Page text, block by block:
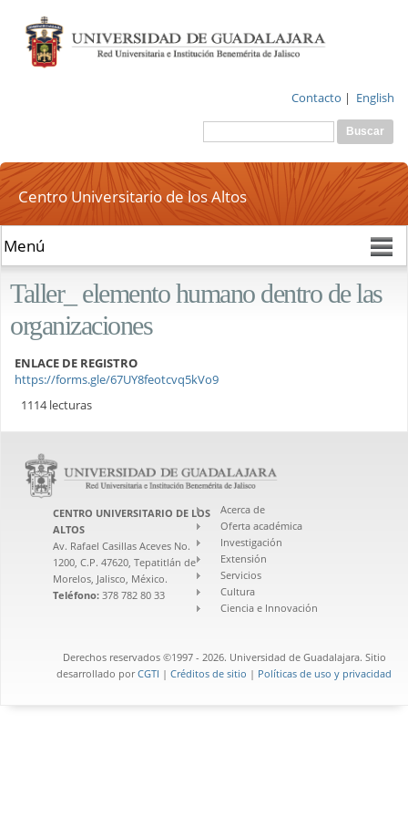
principal
Contacto | English
Formulario de
búsqueda
Buscar
Centro Universitario de los Altos
Taller_ elemento humano dentro de las
organizaciones
ENLACE DE REGISTRO
https://forms.gle/67UY8feotcvq5kVo9
1114 lecturas
CENTRO UNIVERSITARIO DE LOS
ALTOS
Av. Rafael Casillas Aceves No.
1200, C.P. 47620, Tepatitlán de
Morelos, Jalisco, México.
Teléfono: 378 782 80 33
Acerca de
Oferta académica
Investigación
Extensión
Servicios
Cultura
Ciencia e Innovación
Derechos reservados ©1997 - 2026. Universidad de Guadalajara. Sitio
desarrollado porCGTI | Créditos de sitio | Políticas de uso y privacidad